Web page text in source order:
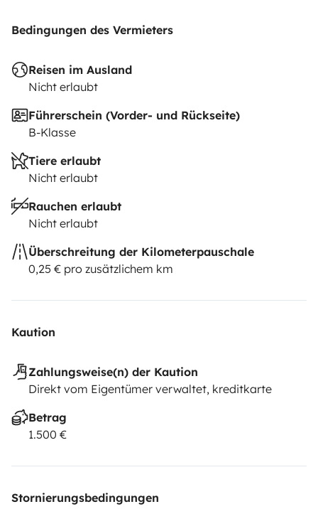
Bedingungen des Vermieters
Reisen im Ausland
Nicht erlaubt
Führerschein (Vorder- und Rückseite)
B-Klasse
Tiere erlaubt
Nicht erlaubt
Rauchen erlaubt
Nicht erlaubt
Überschreitung der Kilometerpauschale
0,25 € pro zusätzlichem km
Kaution
Zahlungsweise(n) der Kaution
Direkt vom Eigentümer verwaltet, kreditkarte
Betrag
1.500 €
Stornierungsbedingungen